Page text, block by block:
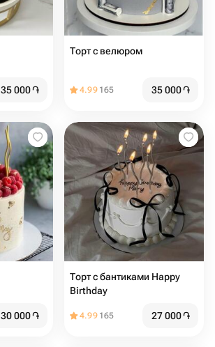
35 000֏
Торт с велюром
4.99 165 35 000֏
30 000֏
Торт с бантиками Happy
Birthday
4.99 165 27 000֏